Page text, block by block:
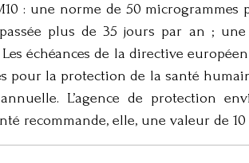
: une norme de 50 microgrammes
plus de 35 jours par an ;
échéances de la directive
pour la protection de la santé
L’agence de protection
recommande, elle, une valeur de